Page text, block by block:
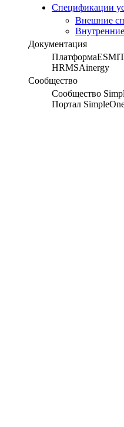
Спецификации
Внешние
Документация
ПлатформаESM
HRMSAinergy
Сообщество
Сообщество
Портал